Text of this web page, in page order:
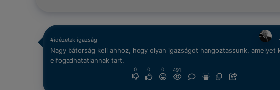
#idézetek igazság
Nagy bátorság kell ahhoz, hogy olyan igazságot hangoztassunk, amelyet
elfogadhatatlannak tart.
0 0 0 491